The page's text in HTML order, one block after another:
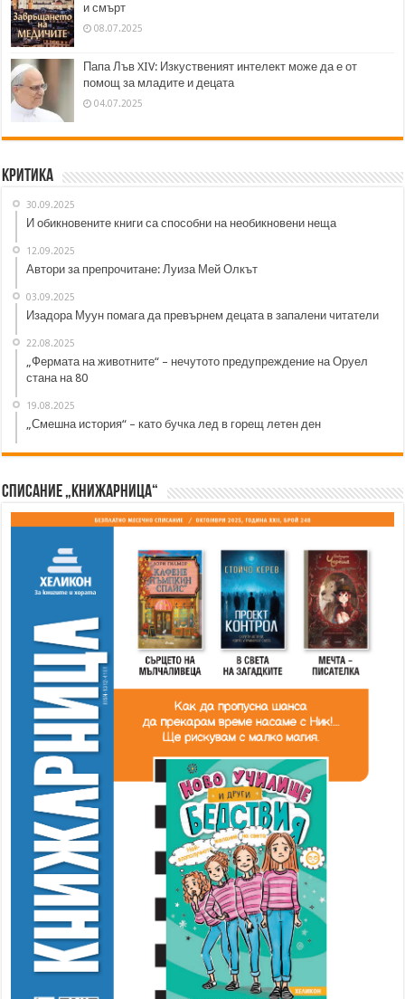
и смърт
08.07.2025
Папа Лъв XIV: Изкуственият интелект може да е от
помощ за младите и децата
04.07.2025
Критика
30.09.2025
И обикновените книги са способни на необикновени неща
12.09.2025
Автори за препрочитане: Луиза Мей Олкът
03.09.2025
Изадора Муун помага да превърнем децата в запалени читатели
22.08.2025
„Фермата на животните“ – нечутото предупреждение на Оруел
стана на 80
19.08.2025
„Смешна история“ – като бучка лед в горещ летен ден
Списание „Книжарница“